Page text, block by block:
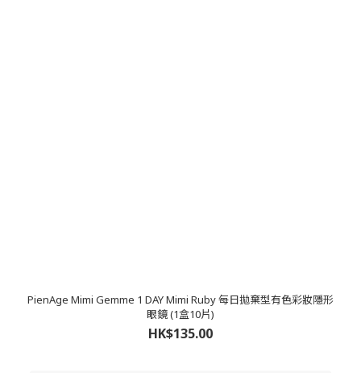
PienAge Mimi Gemme 1 DAY Mimi Ruby 每日拋棄型有色彩妝隱形
眼鏡 (1盒10片)
HK$135.00